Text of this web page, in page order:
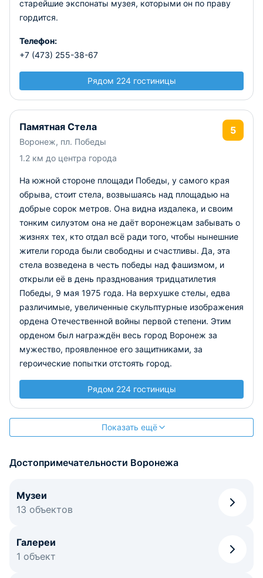
старейшие экспонаты музея, которыми он по праву
гордится.
Телефон:
+7 (473) 255-38-67
Рядом 224 гостиницы
Памятная Стела
Воронеж, пл. Победы
1.2 км до центра города
5
На южной стороне площади Победы, у самого края
обрыва, стоит стела, возвышаясь над площадью на
добрые сорок метров. Она видна издалека, и своим
тонким силуэтом она не даёт воронежцам забывать о
жизнях тех, кто отдал всё ради того, чтобы нынешние
жители города были свободны и счастливы. Да, эта
стела возведена в честь победы над фашизмом, и
открыли её в день празднования тридцатилетия
Победы, 9 мая 1975 года. На верхушке стелы, едва
различимые, увеличенные скульптурные изображения
ордена Отечественной войны первой степени. Этим
орденом был награждён весь город Воронеж за
мужество, проявленное его защитниками, за
героические попытки отстоять город.
Рядом 224 гостиницы
Показать ещё
Достопримечательности Воронежа
Музеи
13 объектов
Галереи
1 объект